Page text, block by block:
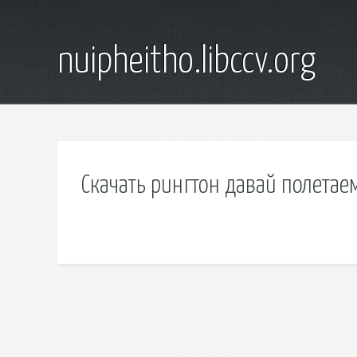
nuipheitho.libccv.org
Скачать рингтон давай